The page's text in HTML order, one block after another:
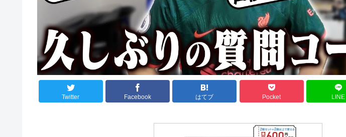
Twitter Facebook はてブ Pocket LINE